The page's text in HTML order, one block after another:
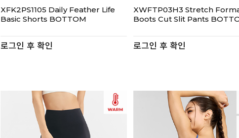
XFK2PS1105 Daily Feather Life
Basic Shorts BOTTOM
로그인 후 확인
XWFTP03H3 Stretch
Boots Cut Slit Pants
로그인 후 확인